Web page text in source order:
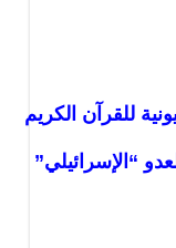
للقرآن الكريم
“الإسرائيلي”